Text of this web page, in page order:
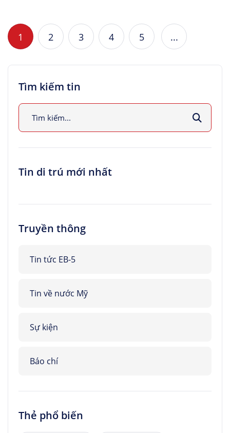
1 2 3 4 5 ...
Tìm kiếm tin
Tin di trú mới nhất
Truyền thông
Tin tức EB-5
Tin về nước Mỹ
Sự kiện
Báo chí
Thẻ phổ biến